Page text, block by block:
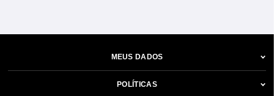
MEUS DADOS
POLÍTICAS